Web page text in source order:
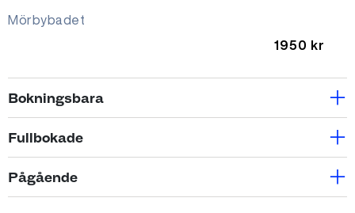
Mörbybadet
1950 kr
Bokningsbara
Skolbokning simbana
Start: Måndag 2026-08-17
Fullbokade
Simskola Nivå 4 - Sälen
Pågående